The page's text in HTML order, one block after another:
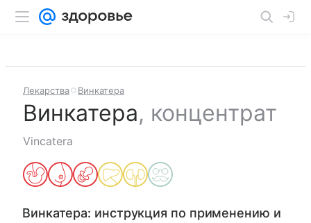
Лекарства Винкатера
Винкатера, концентрат
Vincatera
Винкатера: инструкция по применению и